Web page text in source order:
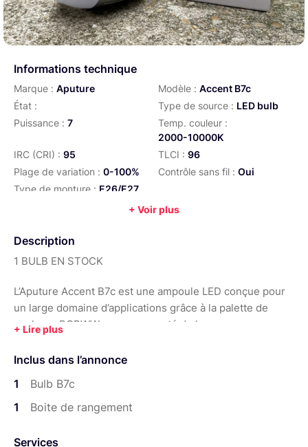
Informations technique
Marque : Aputure Modèle : Accent B7c
État :
Type de source : LED bulb
Puissance : 7
Temp. couleur :
2000-10000K
IRC (CRI) : 95 TLCI : 96
Plage de variation : 0-100% Contrôle sans fil : Oui
Type de monture : E26/E27
+ Voir plus
Description
1 BULB EN STOCK
L’Aputure Accent B7c est une ampoule LED conçue pour
un large domaine d’applications grâce à la palette de
couleurs RGBWW, une nouveauté de la gamme
couleurs que le Nova P300c, le bulbe B7c offre la même
température de couleur de 2000 à 10000 K et une
la possibilité d’obtenir un score SSI aussi élevé que 85 en
Inclus dans l’annonce
1
Bulb B7c
1
Boite de rangement
Services